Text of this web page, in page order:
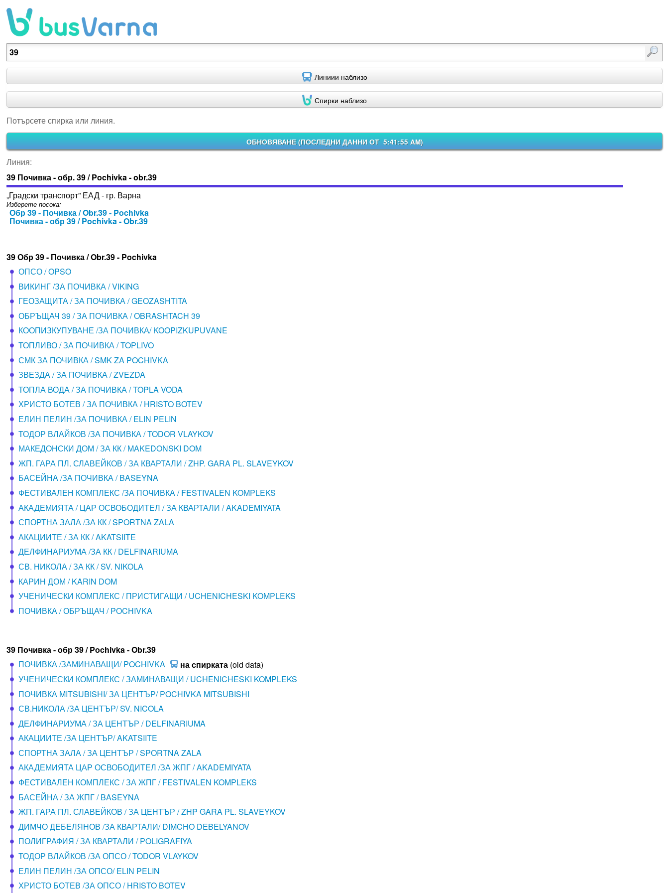
Потърсете спирка или линия.
Линиии наблизо
Спирки наблизо
Потърсете спирка или линия.
ОБНОВЯВАНЕ (ПОСЛЕДНИ ДАННИ ОТ 5:41:55 AM)
Линия:
39 Почивка - обр. 39 / Pochivka - obr.39
„Градски транспорт” ЕАД - гр. Варна
Изберете посока:
Обр 39 - Почивка / Obr.39 - Pochivka
Почивка - обр 39 / Pochivka - Obr.39
39 Обр 39 - Почивка / Obr.39 - Pochivka
ОПСО / OPSO
ВИКИНГ /ЗА ПОЧИВКА / VIKING
ГЕОЗАЩИТА / ЗА ПОЧИВКА / GEOZASHTITA
ОБРЪЩАЧ 39 / ЗА ПОЧИВКА / OBRASHTACH 39
КООПИЗКУПУВАНЕ /ЗА ПОЧИВКА/ KOOPIZKUPUVANE
ТОПЛИВО / ЗА ПОЧИВКА / TOPLIVO
СМК ЗА ПОЧИВКА / SMK ZA POCHIVKA
ЗВЕЗДА / ЗА ПОЧИВКА / ZVEZDA
ТОПЛА ВОДА / ЗА ПОЧИВКА / TOPLA VODA
ХРИСТО БОТЕВ / ЗА ПОЧИВКА / HRISTO BOTEV
ЕЛИН ПЕЛИН /ЗА ПОЧИВКА / ELIN PELIN
ТОДОР ВЛАЙКОВ /ЗА ПОЧИВКА / TODOR VLAYKOV
МАКЕДОНСКИ ДОМ / ЗА КК / MAKEDONSKI DOM
ЖП. ГАРА ПЛ. СЛАВЕЙКОВ / ЗА КВАРТАЛИ / ZHP. GARA PL. SLAVEYKOV
БАСЕЙНА /ЗА ПОЧИВКА / BASEYNA
ФЕСТИВАЛЕН КОМПЛЕКС /ЗА ПОЧИВКА / FESTIVALEN KOMPLEKS
АКАДЕМИЯТА / ЦАР ОСВОБОДИТЕЛ / ЗА КВАРТАЛИ / AKADEMIYATA
СПОРТНА ЗАЛА /ЗА КК / SPORTNA ZALA
АКАЦИИТЕ / ЗА КК / AKATSIITE
ДЕЛФИНАРИУМА /ЗА КК / DELFINARIUMA
СВ. НИКОЛА / ЗА КК / SV. NIKOLA
КАРИН ДОМ / KARIN DOM
УЧЕНИЧЕСКИ КОМПЛЕКС / ПРИСТИГАЩИ / UCHENICHESKI KOMPLEKS
ПОЧИВКА / ОБРЪЩАЧ / POCHIVKA
39 Почивка - обр 39 / Pochivka - Obr.39
ПОЧИВКА /ЗАМИНАВАЩИ/ POCHIVKA
на спирката(old data)
УЧЕНИЧЕСКИ КОМПЛЕКС / ЗАМИНАВАЩИ / UCHENICHESKI KOMPLEKS
ПОЧИВКА MITSUBISHI/ ЗА ЦЕНТЪР/ POCHIVKA MITSUBISHI
СВ.НИКОЛА /ЗА ЦЕНТЪР/ SV. NICOLA
ДЕЛФИНАРИУМА / ЗА ЦЕНТЪР / DELFINARIUMA
АКАЦИИТЕ /ЗА ЦЕНТЪР/ AKATSIITE
СПОРТНА ЗАЛА / ЗА ЦЕНТЪР / SPORTNA ZALA
АКАДЕМИЯТА ЦАР ОСВОБОДИТЕЛ /ЗА ЖПГ / AKADEMIYATA
ФЕСТИВАЛЕН КОМПЛЕКС / ЗА ЖПГ / FESTIVALEN KOMPLEKS
БАСЕЙНА / ЗА ЖПГ / BASEYNA
ЖП. ГАРА ПЛ. СЛАВЕЙКОВ / ЗА ЦЕНТЪР / ZHP GARA PL. SLAVEYKOV
ДИМЧО ДЕБЕЛЯНОВ /ЗА КВАРТАЛИ/ DIMCHO DEBELYANOV
ПОЛИГРАФИЯ / ЗА КВАРТАЛИ / POLIGRAFIYA
ТОДОР ВЛАЙКОВ /ЗА ОПСО / TODOR VLAYKOV
ЕЛИН ПЕЛИН /ЗА ОПСО/ ELIN PELIN
ХРИСТО БОТЕВ /ЗА ОПСО / HRISTO BOTEV